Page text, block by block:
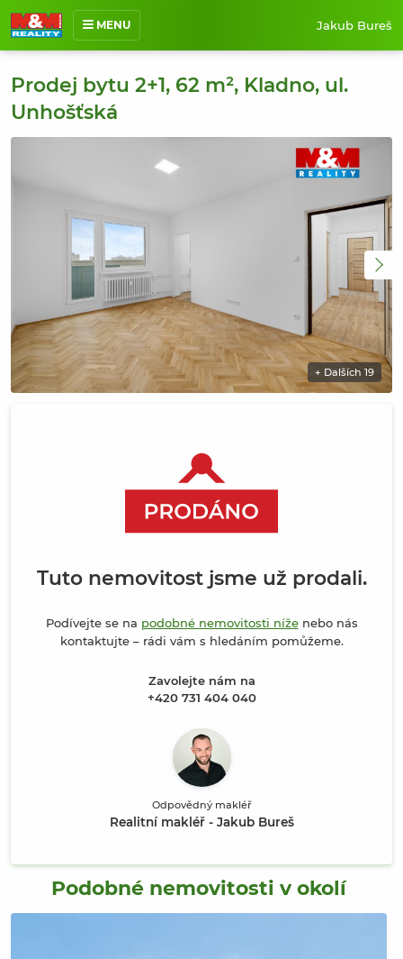
MENU
Nabídka nemovitostí
Jakub Bureš
Prodej bytu 2+1, 62 m², Kladno, ul.
Unhošťská
+ Dalších 19
Tuto nemovitost jsme už prodali.
Podívejte se na podobné nemovitosti níženebo nás
kontaktujte – rádi vám s hledáním pomůžeme.
Zavolejte nám na
+420 731 404 040
Odpovědný makléř
Realitní makléř - Jakub Bureš
Podobné nemovitosti v okolí